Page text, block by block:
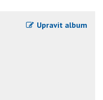
Upravit album